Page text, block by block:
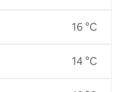
16 °C
14 °C